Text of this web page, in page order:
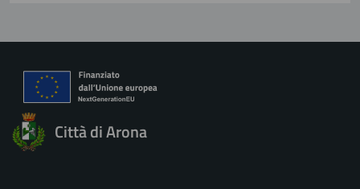
Città di Arona